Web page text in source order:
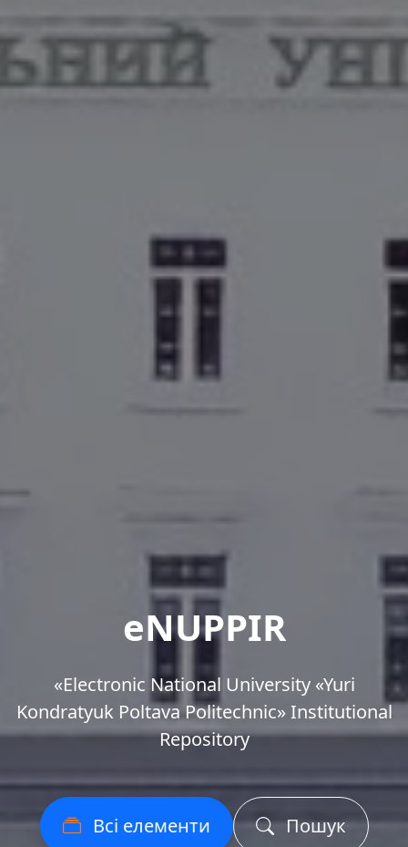
eNUPPIR
«Еlectronic National University «Yuri
Kondratyuk Poltava Politechnic» Institutional
Repository
Всі елементи Пошук